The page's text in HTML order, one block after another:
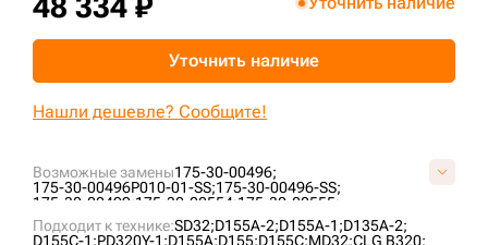
Возможные замены175-30-00496;
175-30-00496P010-01-SS;175-30-00496-SS;
175-30-00499;175-30-00554;175-30-00555;
175-30-00770;
176-30-00125;B4015000M00; KM123B;
P175-30-00496;UG244K0T;
Подходит к технике:SD32;D155A-2;D155A-1;D135A-2;
D155C-1;PD320Y-1;D155A;D155;D155C;MD32;CLG B320;
Уточнить наличие
Нашли дешевле? Сообщите!